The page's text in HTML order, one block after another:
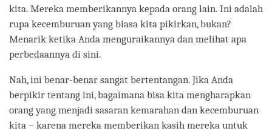
kita. Mereka memberikannya kepada orang lain. Ini adalah
rupa kecemburuan yang biasa kita pikirkan, bukan?
Menarik ketika Anda menguraikannya dan melihat apa
perbedaannya di sini.
Nah, ini benar-benar sangat bertentangan. Jika Anda
berpikir tentang ini, bagaimana bisa kita mengharapkan
orang yang menjadi sasaran kemarahan dan kecemburuan
kita – karena mereka memberikan kasih mereka untuk